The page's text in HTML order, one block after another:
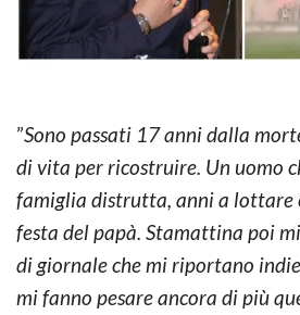
”Sono passati 17 anni dalla
di vita per ricostruire. Un uomo
famiglia distrutta, anni a lottare
festa del papà. Stamattina poi
di giornale che mi riportano
mi fanno pesare ancora di più